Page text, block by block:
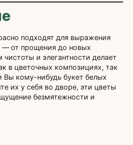
подходят для выражения
от прощения до новых
и элегантности делает
в цветочных композициях, так
Вы кому-нибудь букет белых
их у себя во дворе, эти цветы
безмятежности и